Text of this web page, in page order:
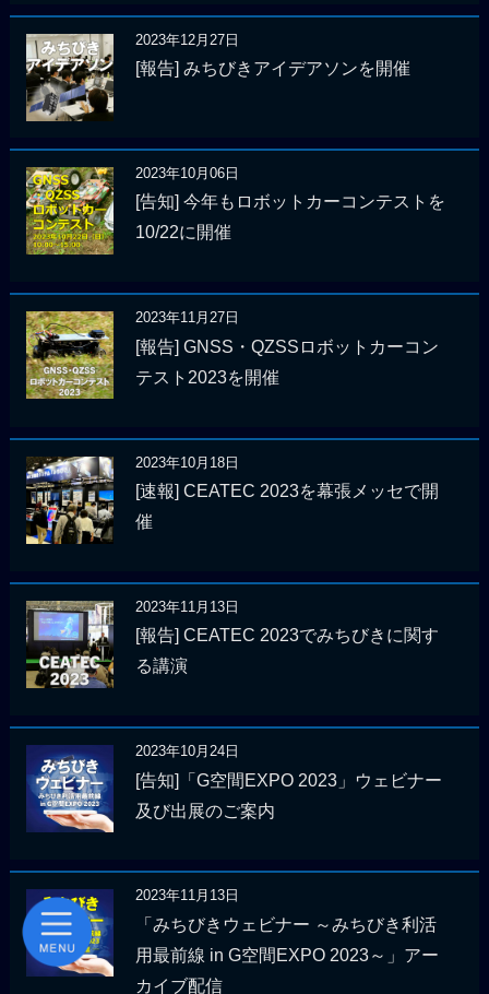
2023年12月27日
[報告] みちびきアイデアソンを開催
2023年10月06日
[告知] 今年もロボットカーコンテストを
10/22に開催
2023年11月27日
[報告] GNSS・QZSSロボットカーコン
テスト2023を開催
2023年10月18日
[速報] CEATEC 2023を幕張メッセで開
催
2023年11月13日
[報告] CEATEC 2023でみちびきに関す
る講演
2023年10月24日
[告知]「G空間EXPO 2023」ウェビナー
及び出展のご案内
2023年11月13日
「みちびきウェビナー ～みちびき利活
用最前線 in G空間EXPO 2023～」アー
カイブ配信